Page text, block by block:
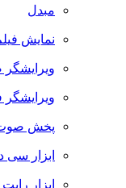
مبدل
نمایش فیلم
ویرایشگر صوت
ویرایشگر فیلم
پخش صوت
ابزار سی دی
ابزار رایت